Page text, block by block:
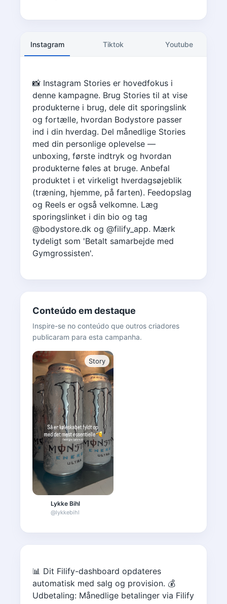
Instagram Tiktok Youtube
📸 Instagram Stories er hovedfokus i
denne kampagne. Brug Stories til at vise
produkterne i brug, dele dit sporingslink
og fortælle, hvordan Bodystore passer
ind i din hverdag. Del månedlige Stories
med din personlige oplevelse —
unboxing, første indtryk og hvordan
produkterne føles at bruge. Anbefal
produktet i et virkeligt hverdagsøjeblik
(træning, hjemme, på farten). Feedopslag
og Reels er også velkomne. Læg
sporingslinket i din bio og tag
@bodystore.dk og @filify_app. Mærk
tydeligt som 'Betalt samarbejde med
Gymgrossisten'.
Conteúdo em destaque
Inspire-se no conteúdo que outros criadores
publicaram para esta campanha.
Story
Lykke Bihl
@lykkebihl
📊 Dit Filify-dashboard opdateres
automatisk med salg og provision. 💰
Udbetaling: Månedlige betalinger via Filify